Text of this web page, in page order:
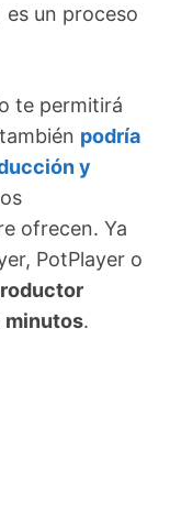
un proceso
te permitirá
podría
y
ofrecen. Ya
PotPlayer o
minutos.